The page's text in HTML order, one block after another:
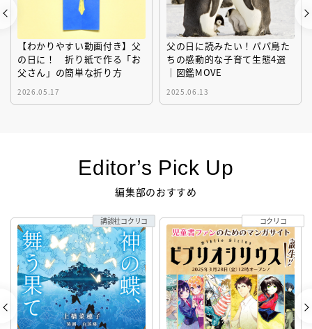
【わかりやすい動画付き】父
の日に！ 折り紙で作る「お
父さん」の簡単な折り方
2026.05.17
父の日に読みたい！パパ鳥た
ちの感動的な子育て生態4選
｜図鑑MOVE
2025.06.13
Editor’s Pick Up
編集部のおすすめ
講談社コクリコ コクリコ